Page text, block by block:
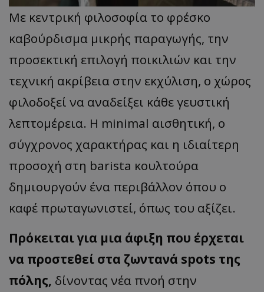
Με κεντρική φιλοσοφία το φρέσκο
καβούρδισμα μικρής παραγωγής, την
προσεκτική επιλογή ποικιλιών και την
τεχνική ακρίβεια στην εκχύλιση, ο χώρος
φιλοδοξεί να αναδείξει κάθε γευστική
λεπτομέρεια. Η minimal αισθητική, ο
σύγχρονος χαρακτήρας και η ιδιαίτερη
προσοχή στη barista κουλτούρα
δημιουργούν ένα περιβάλλον όπου ο
καφέ πρωταγωνιστεί, όπως του αξίζει.
Πρόκειται για μια άφιξη που έρχεται
να προστεθεί στα ζωντανά spots της
πόλης, δίνοντας νέα πνοή στην